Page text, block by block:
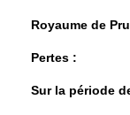
Royaume de
Pertes :
Sur la période